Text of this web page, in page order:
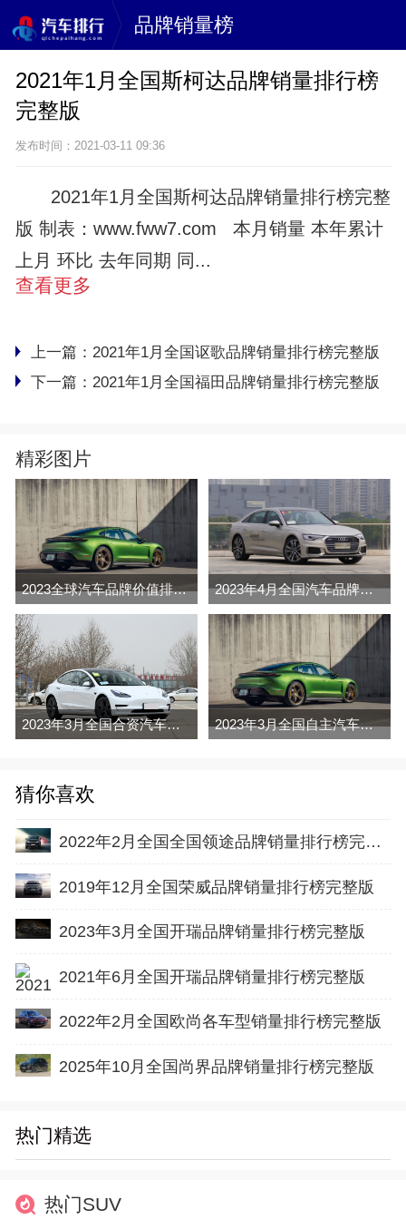
品牌销量榜
2021年1月全国斯柯达品牌销量排行榜
完整版
发布时间：2021-03-11 09:36
2021年1月全国斯柯达品牌销量排行榜完整
版 制表：www.fww7.com 本月销量 本年累计
上月 环比 去年同期 同...
查看更多
上一篇： 2021年1月全国讴歌品牌销量排行榜完整版
下一篇： 2021年1月全国福田品牌销量排行榜完整版
精彩图片
2023全球汽车品牌价值排行榜（Brand Finance 2023年4月全国汽车品牌销量排行榜完整版
2023年3月全国合资汽车品牌销量排行榜完整版 2023年3月全国自主汽车品牌销量排行榜完整版
猜你喜欢
2022年2月全国全国领途品牌销量排行榜完整版
2019年12月全国荣威品牌销量排行榜完整版
2023年3月全国开瑞品牌销量排行榜完整版
2021年6月全国开瑞品牌销量排行榜完整版
2022年2月全国欧尚各车型销量排行榜完整版
2025年10月全国尚界品牌销量排行榜完整版
热门精选
热门SUV